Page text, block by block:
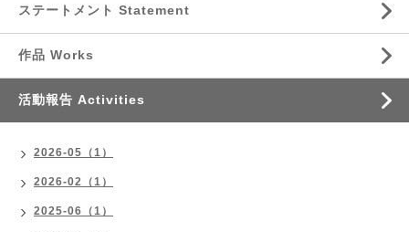
ステートメント Statement
作品 Works
活動報告 Activities
2026-05（1）
2026-02（1）
2025-06（1）